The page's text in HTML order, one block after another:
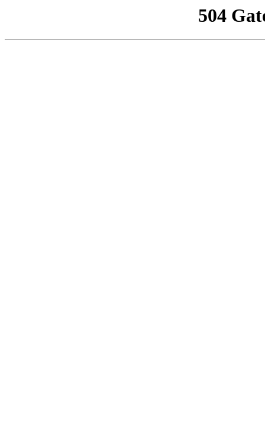
504